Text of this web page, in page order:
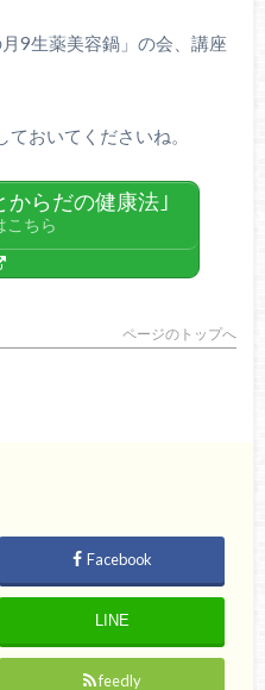
9生薬美容鍋」の会、講座
おいてくださいね。
からだの健康法｣
こちら
ページのトップへ
Facebook
LINE
feedly